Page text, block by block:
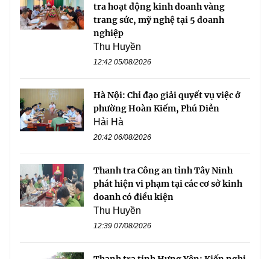
tra hoạt động kinh doanh vàng
trang sức, mỹ nghệ tại 5 doanh
nghiệp
Thu Huyền
12:42 05/08/2026
Hà Nội: Chỉ đạo giải quyết vụ việc ở
phường Hoàn Kiếm, Phú Diễn
Hải Hà
20:42 06/08/2026
Thanh tra Công an tỉnh Tây Ninh
phát hiện vi phạm tại các cơ sở kinh
doanh có điều kiện
Thu Huyền
12:39 07/08/2026